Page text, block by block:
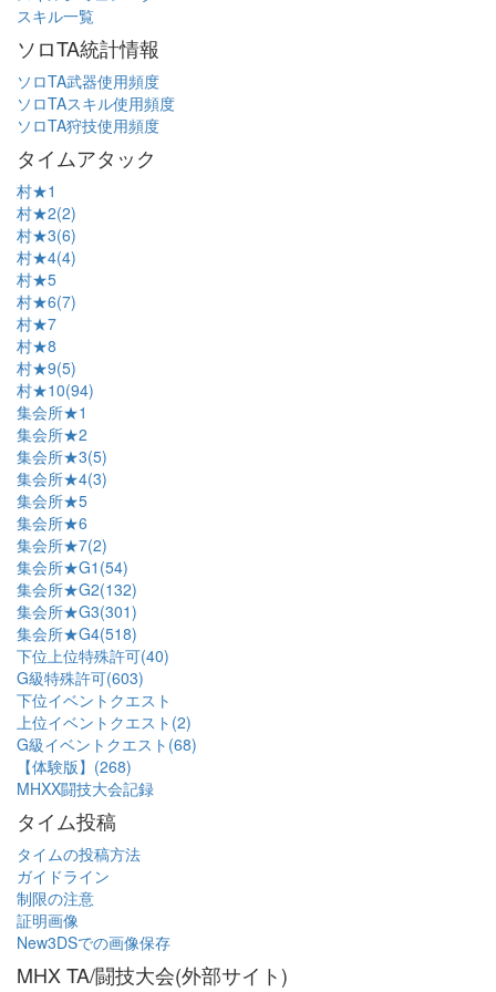
スキル一覧
ソロTA統計情報
ソロTA武器使用頻度
ソロTAスキル使用頻度
ソロTA狩技使用頻度
タイムアタック
村★1
村★2(2)
村★3(6)
村★4(4)
村★5
村★6(7)
村★7
村★8
村★9(5)
村★10(94)
集会所★1
集会所★2
集会所★3(5)
集会所★4(3)
集会所★5
集会所★6
集会所★7(2)
集会所★G1(54)
集会所★G2(132)
集会所★G3(301)
集会所★G4(518)
下位上位特殊許可(40)
G級特殊許可(603)
下位イベントクエスト
上位イベントクエスト(2)
G級イベントクエスト(68)
【体験版】(268)
MHXX闘技大会記録
タイム投稿
タイムの投稿方法
ガイドライン
制限の注意
証明画像
New3DSでの画像保存
MHX TA/闘技大会(外部サイト)